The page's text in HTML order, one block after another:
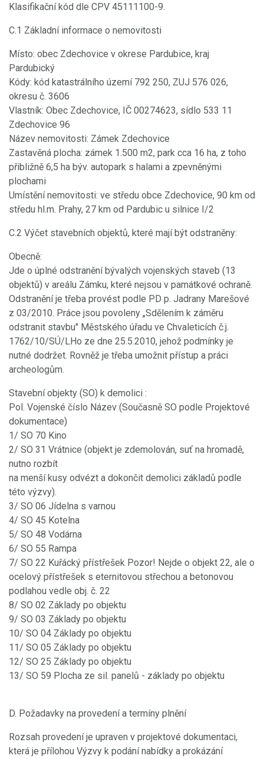
Klasifikační kód dle CPV 45111100-9.
C.1 Základní informace o nemovitosti
Místo: obec Zdechovice v okrese Pardubice, kraj
Pardubický
Kódy: kód katastrálního území 792 250, ZUJ 576 026,
okresu č. 3606
Vlastník: Obec Zdechovice, IČ 00274623, sídlo 533 11
Zdechovice 96
Název nemovitosti: Zámek Zdechovice
Zastavěná plocha: zámek 1.500 m2, park cca 16 ha, z toho
přibližně 6,5 ha býv. autopark s halami a zpevněnými
plochami
Umístění nemovitosti: ve středu obce Zdechovice, 90 km od
středu hl.m. Prahy, 27 km od Pardubic u silnice I/2
C.2 Výčet stavebních objektů, které mají být odstraněny:
Obecně:
Jde o úplné odstranění bývalých vojenských staveb (13
objektů) v areálu Zámku, které nejsou v památkové ochraně.
Odstranění je třeba provést podle PD p. Jadrany Marešové
z 03/2010. Práce jsou povoleny „Sdělením k záměru
odstranit stavbu" Městského úřadu ve Chvaleticích č.j.
1762/10/SÚ/LHo ze dne 25.5.2010, jehož podmínky je
nutné dodržet. Rovněž je třeba umožnit přístup a práci
archeologům.
Stavební objekty (SO) k demolici :
Pol. Vojenské číslo Název (Současně SO podle Projektové
dokumentace)
1/ SO 70 Kino
2/ SO 31 Vrátnice (objekt je zdemolován, suť na hromadě,
nutno rozbít
na menší kusy odvézt a dokončit demolici základů podle
této výzvy).
3/ SO 06 Jídelna s varnou
4/ SO 45 Kotelna
5/ SO 48 Vodárna
6/ SO 55 Rampa
7/ SO 22 Kuřácký přístřešek Pozor! Nejde o objekt 22, ale o
ocelový přístřešek s eternitovou střechou a betonovou
podlahou vedle obj. č. 22
8/ SO 02 Základy po objektu
9/ SO 03 Základy po objektu
10/ SO 04 Základy po objektu
11/ SO 05 Základy po objektu
12/ SO 25 Základy po objektu
13/ SO 59 Plocha ze sil. panelů - základy po objektu
D. Požadavky na provedení a termíny plnění
Rozsah provedení je upraven v projektové dokumentaci,
která je přílohou Výzvy k podání nabídky a prokázání